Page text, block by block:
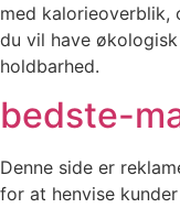
med kalorieoverblik,
du vil have
holdbarhed.
bedste-
Denne side er
for at henvise